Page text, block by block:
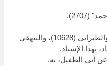
وأخرجه بطوله الطيالسي (2697)، والطبراني (10628)، والبيهقي